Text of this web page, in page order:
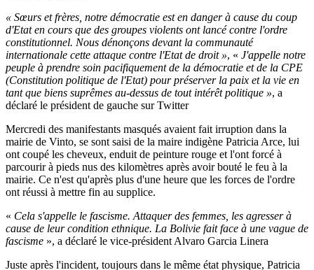
« Sœurs et frères, notre démocratie est en danger à cause du coup
d'Etat en cours que des groupes violents ont lancé contre l'ordre
constitutionnel. Nous dénonçons devant la communauté
internationale cette attaque contre l'Etat de droit », « J'appelle notre
peuple à prendre soin pacifiquement de la démocratie et de la CPE
(Constitution politique de l'Etat) pour préserver la paix et la vie en
tant que biens suprêmes au-dessus de tout intérêt politique », a
déclaré le président de gauche sur Twitter
Mercredi des manifestants masqués avaient fait irruption dans la
mairie de Vinto, se sont saisi de la maire indigène Patricia Arce, lui
ont coupé les cheveux, enduit de peinture rouge et l'ont forcé à
parcourir à pieds nus des kilomètres après avoir bouté le feu à la
mairie. Ce n'est qu'après plus d'une heure que les forces de l'ordre
ont réussi à mettre fin au supplice.
« Cela s'appelle le fascisme. Attaquer des femmes, les agresser à
cause de leur condition ethnique. La Bolivie fait face à une vague de
fascisme », a déclaré le vice-président Alvaro Garcia Linera
Juste après l'incident, toujours dans le même état physique, Patricia